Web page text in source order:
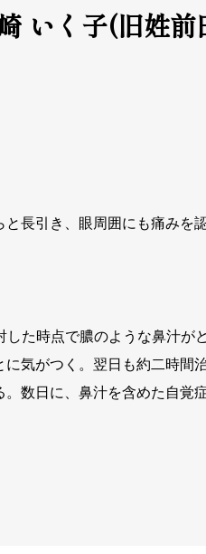
いく子(旧姓前
長引き、眼周囲にも痛みを
た時点で膿のような鼻汁が
気がつく。翌日も約二時間
数日に、鼻汁を含めた自覚